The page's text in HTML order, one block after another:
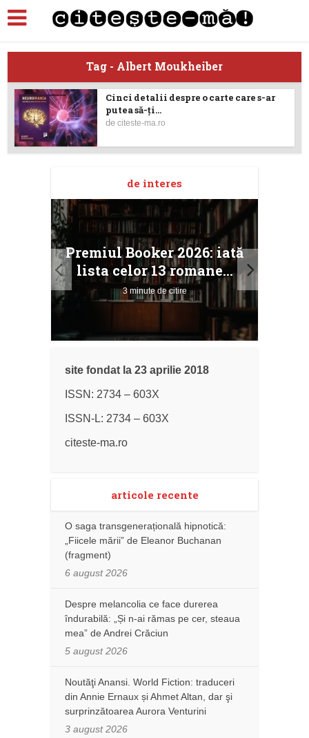
Tag - Albert Moukheiber
Cinci detalii despre o carte care s-ar
putea să-ţi...
deciteste-ma.ro
de interes
Premiul Booker 2026: iată
lista celor 13 romane...
3 minute de citire
site fondat la 23 aprilie 2018
ISSN: 2734 – 603X
ISSN-L: 2734 – 603X
citeste-ma.ro
articole recente
O saga transgenerațională hipnotică:
„Fiicele mării” de Eleanor Buchanan
(fragment)
6 august 2026
Despre melancolia ce face durerea
îndurabilă: „Și n-ai rămas pe cer, steaua
mea” de Andrei Crăciun
5 august 2026
Noutăţi Anansi. World Fiction: traduceri
din Annie Ernaux și Ahmet Altan, dar şi
surprinzătoarea Aurora Venturini
3 august 2026